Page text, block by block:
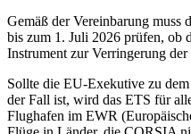
Gemäß der Vereinbarung muss
bis zum 1. Juli 2026 prüfen, ob
Instrument zur Verringerung
Sollte die EU-Exekutive zu
der Fall ist, wird das ETS für
Flughafen im EWR